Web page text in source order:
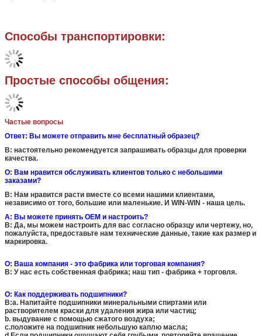
Способы транспортировки:
Простые способы общения:
Частые вопросы
Ответ: Вы можете отправить мне бесплатный образец?
B: настоятельно рекомендуется запрашивать образцы для проверки
качества.
О: Вам нравится обслуживать клиентов только с небольшими
заказами?
B: Нам нравится расти вместе со всеми нашими клиентами,
независимо от того, большие или маленькие. И WIN-WIN - наша цель.
A: Вы можете принять OEM и настроить?
B: Да, мы можем настроить для вас согласно образцу или чертежу, но,
пожалуйста, предоставьте нам технические данные, такие как размер и
маркировка.
О: Ваша компания - это фабрика или торговая компания?
B: У нас есть собственная фабрика; наш тип - фабрика + торговля.
О: Как поддерживать подшипники?
B:a. Напитайте подшипники минеральными спиртами или
растворителем краски для удаления жира или частиц;
b. выдувание с помощью сжатого воздуха;
c.положите на подшипник небольшую каплю масла;